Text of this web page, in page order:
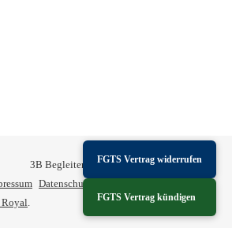
3B Begleiten-Bilden-Begegnen © 2026
Datenschutz
Royal.
FGTS Vertrag widerrufen
FGTS Vertrag kündigen